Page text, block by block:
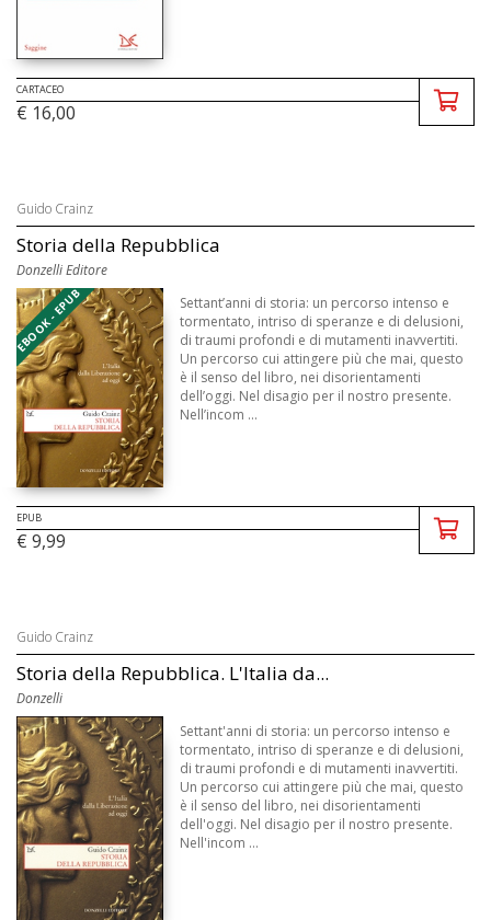
CARTACEO
€ 16,00
Guido Crainz
Storia della Repubblica
Donzelli Editore
EBOOK - EPUB
Settant’anni di storia: un percorso intenso e
tormentato, intriso di speranze e di delusioni,
di traumi profondi e di mutamenti inavvertiti.
Un percorso cui attingere più che mai, questo
è il senso del libro, nei disorientamenti
dell’oggi. Nel disagio per il nostro presente.
Nell’incom ...
EPUB
€ 9,99
Guido Crainz
Storia della Repubblica. L'Italia da...
Donzelli
Settant'anni di storia: un percorso intenso e
tormentato, intriso di speranze e di delusioni,
di traumi profondi e di mutamenti inavvertiti.
Un percorso cui attingere più che mai, questo
è il senso del libro, nei disorientamenti
dell'oggi. Nel disagio per il nostro presente.
Nell'incom ...